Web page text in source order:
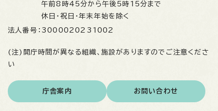
午前8時45分から午後5時15分まで
休日・祝日・年末年始を除く
法人番号： 3000020231002
(注)開庁時間が異なる組織、施設がありますのでご注意くださ
い
庁舎案内 お問い合わせ